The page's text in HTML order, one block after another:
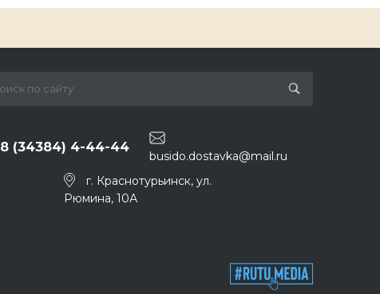
8 (34384) 4-44-44
busido.dostavka@mail.ru
г. Краснотурьинск, ул.
Рюмина, 10А